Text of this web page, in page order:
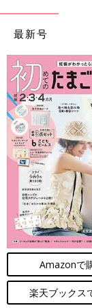
最新号
Amazonで
楽天ブックス